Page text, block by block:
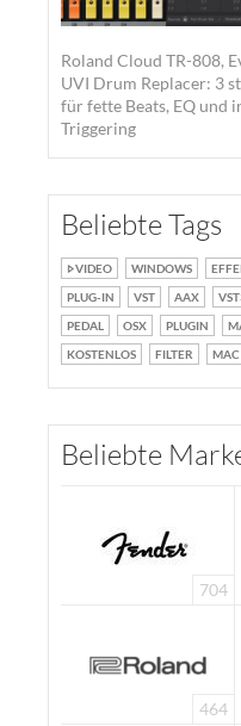
Roland Cloud TR-808,
UVI Drum Replacer: 3
für fette Beats, EQ und
Triggering
Beliebte Tags
VIDEO WINDOWS
PLUG-IN
VST AAX
PEDAL
OSX PLUGIN
KOSTENLOS
FILTER MAC
Beliebte
704
464